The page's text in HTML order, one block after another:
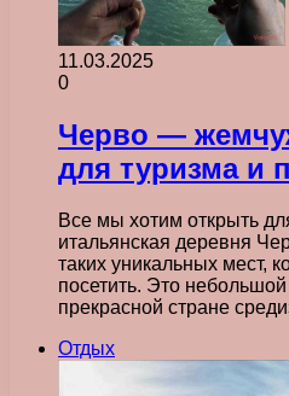
11.03.2025
0
Черво —
для туризма и
Все мы хотим открыть
итальянская деревня
таких уникальных мест,
посетить. Это
прекрасной стране
Отдых